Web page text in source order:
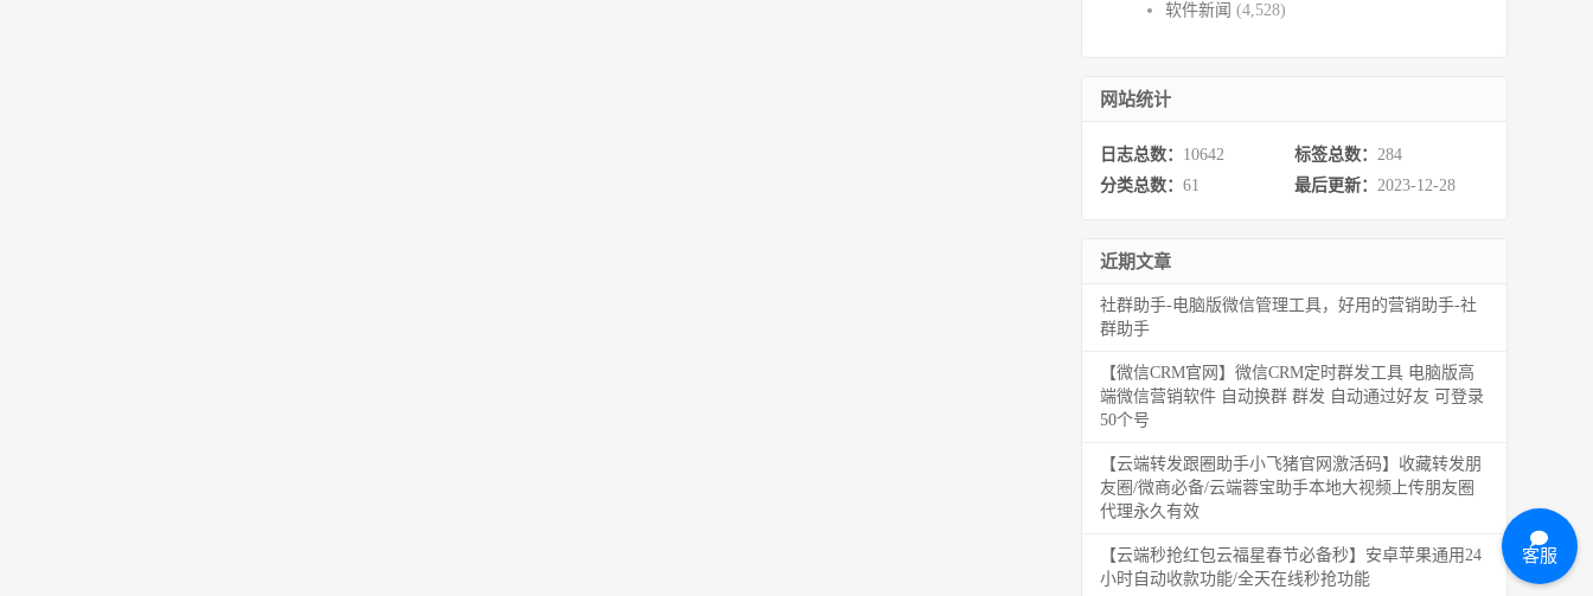
软件新闻 (4,528)
网站统计
日志总数： 10642 标签总数： 284
分类总数： 61 最后更新： 2023-12-28
近期文章
社群助手-电脑版微信管理工具，好用的营销助手-社
群助手
【微信CRM官网】微信CRM定时群发工具 电脑版高
端微信营销软件 自动换群 群发 自动通过好友 可登录
50个号
【云端转发跟圈助手小飞猪官网激活码】收藏转发朋
友圈/微商必备/云端蓉宝助手本地大视频上传朋友圈
代理永久有效
【云端秒抢红包云福星春节必备秒】安卓苹果通用24
小时自动收款功能/全天在线秒抢功能
客服